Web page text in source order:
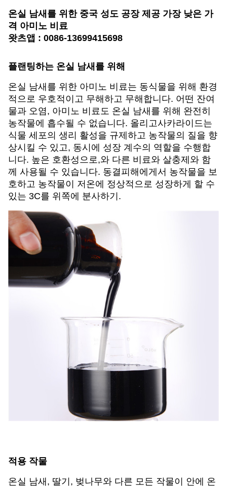
온실 남새를 위한 중국 성도 공장 제공 가장 낮은 가
격 아미노 비료
왓츠앱 : 0086-13699415698
플랜팅하는 온실 남새를 위해
온실 남새를 위한 아미노 비료는 동식물을 위해 환경
적으로 우호적이고 무해하고 무해합니다. 어떤 잔여
물과 오염, 아미노 비료도 온실 남새를 위해 완전히
농작물에 흡수될 수 없습니다. 올리고사카라이드는
식물 세포의 생리 활성을 규제하고 농작물의 질을 향
상시킬 수 있고, 동시에 성장 계수의 역할을 수행합
니다. 높은 호환성으로,와 다른 비료와 살충제와 함
께 사용될 수 있습니다. 동결피해에게서 농작물을 보
호하고 농작물이 저온에 정상적으로 성장하게 할 수
있는 3C를 위쪽에 분사하기.
적용 작물
온실 남새, 딸기, 벚나무와 다른 모든 작물이 안에 온